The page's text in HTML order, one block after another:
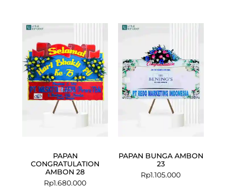
PAPAN
CONGRATULATION
AMBON 28
Rp1.680.000
PAPAN BUNGA AMBON
23
Rp1.105.000